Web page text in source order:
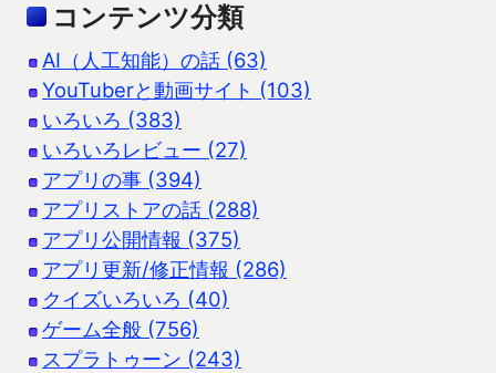
コンテンツ分類
AI（人工知能）の話 (63)
YouTuberと動画サイト (103)
いろいろ (383)
いろいろレビュー (27)
アプリの事 (394)
アプリストアの話 (288)
アプリ公開情報 (375)
アプリ更新/修正情報 (286)
クイズいろいろ (40)
ゲーム全般 (756)
スプラトゥーン (243)